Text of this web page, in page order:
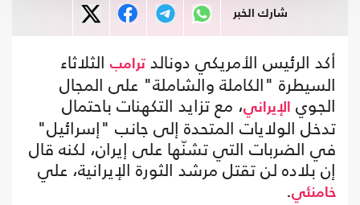
شارك الخبر
أكد الرئيس الأمريكي دونالد ترامب الثلاثاء
السيطرة "الكاملة والشاملة" على المجال
الجوي الإيراني، مع تزايد التكهنات باحتمال
تدخل الولايات المتحدة إلى جانب "إسرائيل"
في الضربات التي تشنّها على إيران، لكنه قال
إن بلاده لن تقتل مرشد الثورة الإيرانية، علي
خامنئي.